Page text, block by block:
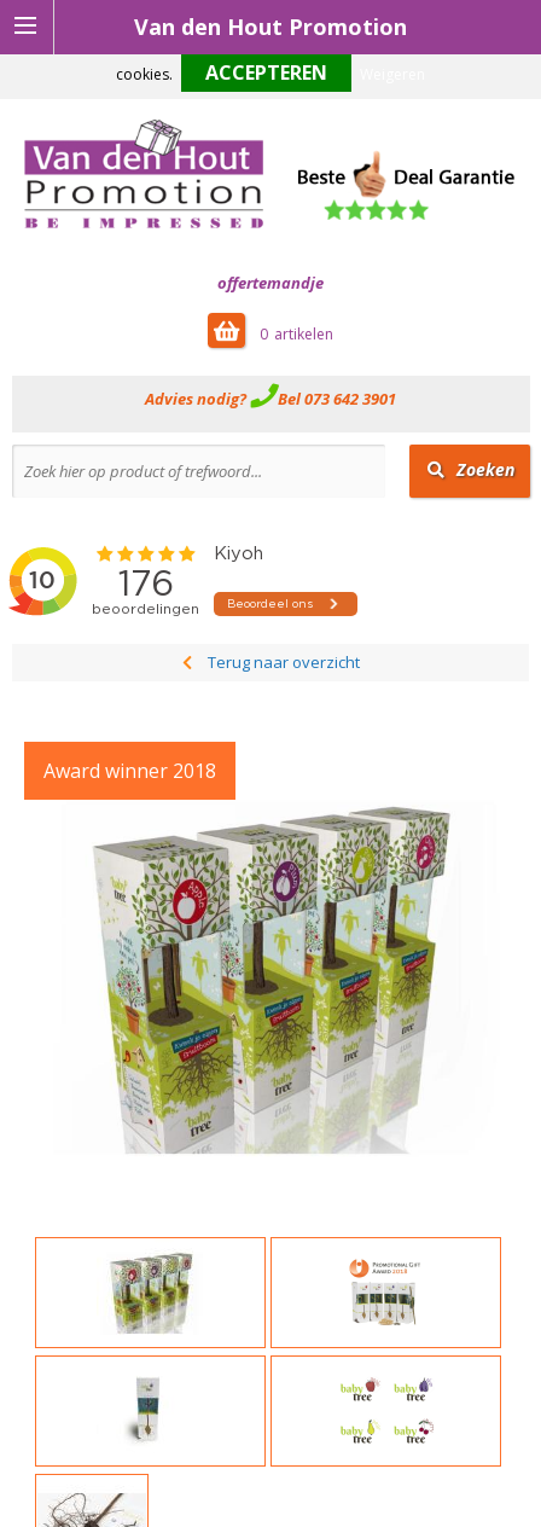
Van den Hout Promotion
offertemandje
0
Advies nodig? Bel 073 642 3901
Zoeken
Terug naar overzicht
Award winner 2018
Om onze website optimaal te laten functioneren maken wij gebruik van
cookies.